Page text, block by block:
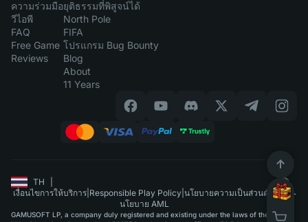
ความร่วมมือ
วีไอพี
FAQ
Free Game
Reviews
ยุติธรรมที่พิสูจน์ได้
North Pole
FIFA
โปรแกรม Bug Bounty
Blog
About
11 Years
TH
เงื่อนไขการให้บริการ| Responsible Play Policy| นโยบายความเป็นส่วนตัว|
นโยบาย AML
GAMUSOFT LP, a company duly registered and existing under the laws of the